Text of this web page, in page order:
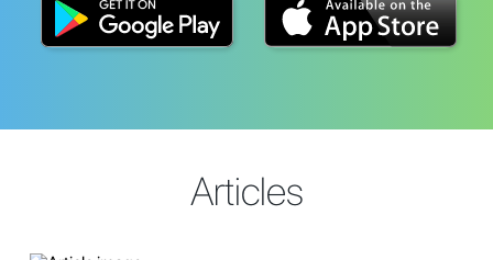
Articles